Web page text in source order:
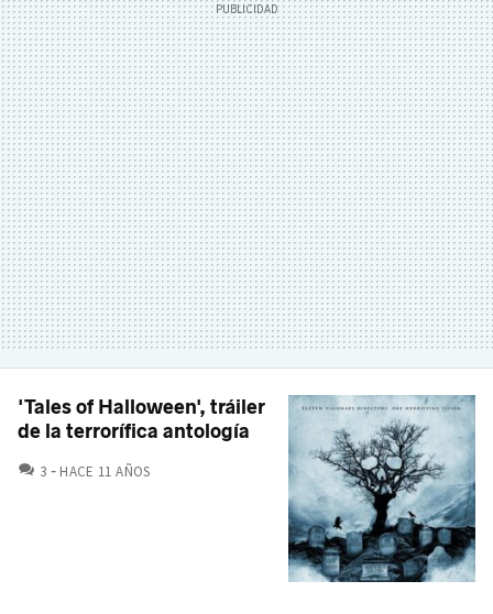
'Tales of Halloween', tráiler
de la terrorífica antología
3 COMENTARIOS
HACE 11 AÑOS